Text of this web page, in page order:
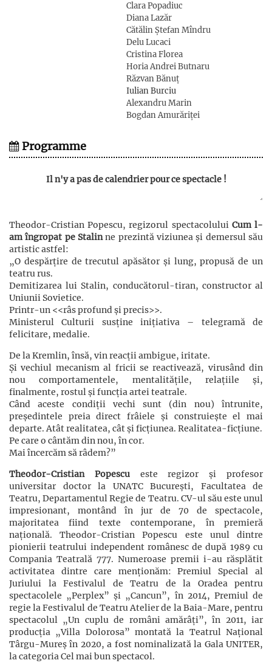
Clara Popadiuc
Diana Lazăr
Cătălin Ștefan Mîndru
Delu Lucaci
Cristina Florea
Horia Andrei Butnaru
Răzvan Bănuț
Iulian Burciu
Alexandru Marin
Bogdan Amurăriței
Programme
Il n'y a pas de calendrier pour ce spectacle !
Theodor-Cristian Popescu, regizorul spectacolului Cum l-
am îngropat pe Stalinne prezintă viziunea și demersul său
artistic astfel:
„O despărțire de trecutul apăsător și lung, propusă de un
teatru rus.
Demitizarea lui Stalin, conducătorul-tiran, constructor al
Uniunii Sovietice.
Printr-un <<râs profund și precis>>.
Ministerul Culturii susține inițiativa – telegramă de
felicitare, medalie.
De la Kremlin, însă, vin reacții ambigue, iritate.
Și vechiul mecanism al fricii se reactivează, virusând din
nou comportamentele, mentalitățile, relațiile și,
finalmente, rostul și funcția artei teatrale.
Când aceste condiții vechi sunt (din nou) întrunite,
președintele preia direct frâiele și construiește el mai
departe. Atât realitatea, cât și ficțiunea. Realitatea-ficțiune.
Pe care o cântăm din nou, în cor.
Mai încercăm să râdem?”
Theodor-Cristian Popescueste regizor și profesor
universitar doctor la UNATC București, Facultatea de
Teatru, Departamentul Regie de Teatru. CV-ul său este unul
impresionant, montând în jur de 70 de spectacole,
majoritatea fiind texte contemporane, în premieră
națională. Theodor-Cristian Popescu este unul dintre
pionierii teatrului independent românesc de după 1989 cu
Compania Teatrală 777. Numeroase premii i-au răsplătit
activitatea dintre care menționăm: Premiul Special al
Juriului la Festivalul de Teatru de la Oradea pentru
spectacolele „Perplex” și „Cancun”, în 2014, Premiul de
regie la Festivalul de Teatru Atelier de la Baia-Mare, pentru
spectacolul „Un cuplu de români amărâți”, în 2011, iar
producția „Villa Dolorosa” montată la Teatrul Național
Târgu-Mureș în 2020, a fost nominalizată la Gala UNITER,
la categoria Cel mai bun spectacol.